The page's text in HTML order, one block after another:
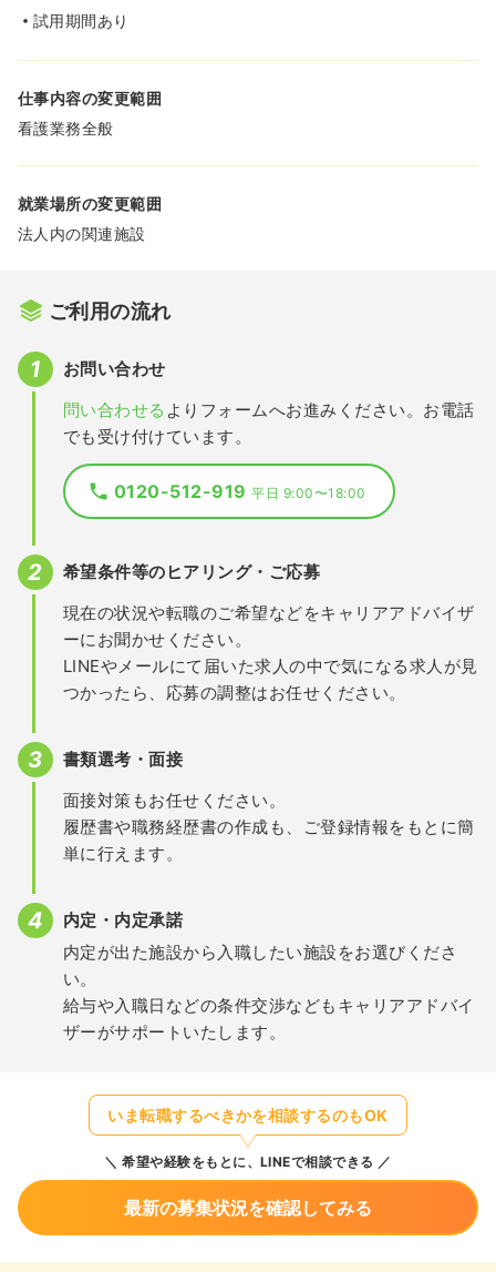
試用期間あり
仕事内容の変更範囲
看護業務全般
就業場所の変更範囲
法人内の関連施設
ご利用の流れ
お問い合わせ
問い合わせる よりフォームへお進みください。お電話
でも受け付けています。
0120-512-919平日 9:00〜18:00
希望条件等のヒアリング・ご応募
現在の状況や転職のご希望などをキャリアアドバイザ
ーにお聞かせください。
LINEやメールにて届いた求人の中で気になる求人が見
つかったら、応募の調整はお任せください。
書類選考・面接
面接対策もお任せください。
履歴書や職務経歴書の作成も、ご登録情報をもとに簡
単に行えます。
内定・内定承諾
内定が出た施設から入職したい施設をお選びくださ
い。
給与や入職日などの条件交渉などもキャリアアドバイ
ザーがサポートいたします。
いま転職するべきかを相談するのもOK
希望や経験をもとに、LINEで相談できる
最新の募集状況を確認してみる